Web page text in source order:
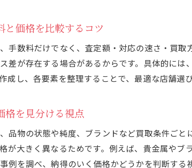
と価格を比較するコツ
手数料だけでなく、査定額・対応の速さ・買
差が存在する場合があるからです。具体的に
成し、各要素を整理することで、最適な店舗選
格を見分ける視点
品物の状態や純度、ブランドなど買取条件ご
が大きく異なるためです。例えば、貴金属や
例を調べ、納得のいく価格かどうかを判断する